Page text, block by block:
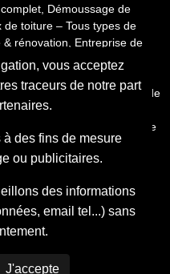
, Démoussage de
de toiture – Tous types de
rénovation, Entreprise de
peinture de façade,Travaux
toiture – Intervention
rapide 24/7,Travaux de
et gouttières – Pose &
Travaux de
vous acceptez
traceurs de notre part
des fins de mesure
ou publicitaires.
des informations
email tel...) sans
J'accepte